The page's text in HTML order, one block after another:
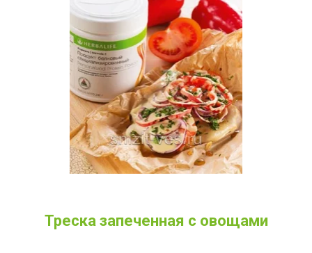
Треска запеченная с овощами